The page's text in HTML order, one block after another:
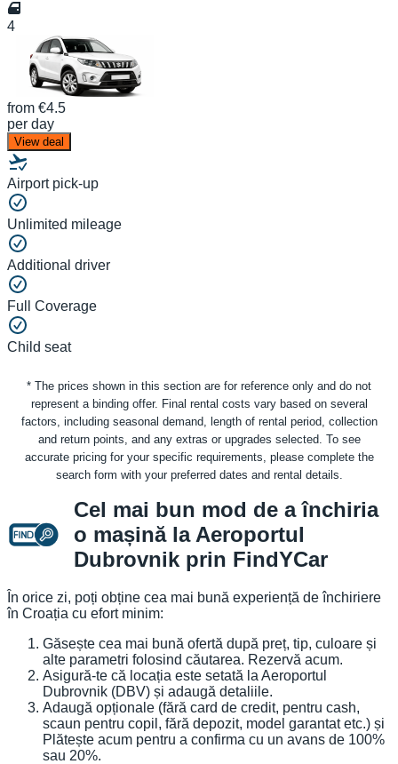
4
from €4.5
per day
View deal
Airport pick-up
Unlimited mileage
Additional driver
Full Coverage
Child seat
* The prices shown in this section are for reference only and do not
represent a binding offer. Final rental costs vary based on several
factors, including seasonal demand, length of rental period, collection
and return points, and any extras or upgrades selected. To see
accurate pricing for your specific requirements, please complete the
search form with your preferred dates and rental details.
Cel mai bun mod de a închiria
o mașină la Aeroportul
Dubrovnik prin FindYCar
În orice zi, poți obține cea mai bună experiență de închiriere
în Croația cu efort minim:
Găsește cea mai bună ofertă după preț, tip, culoare și
alte parametri folosind căutarea. Rezervă acum.
Asigură-te că locația este setată la Aeroportul
Dubrovnik (DBV) și adaugă detaliile.
Adaugă opționale (fără card de credit, pentru cash,
scaun pentru copil, fără depozit, model garantat etc.) și
Plătește acum pentru a confirma cu un avans de 100%
sau 20%.